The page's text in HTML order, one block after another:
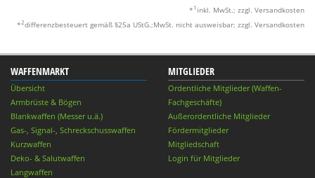
* 1 inkl. MwSt.; zzgl. Versandkosten
*2differenzbesteuert gemäß §25a UStG.;MwSt. nicht ausweisbar; zzgl. Versandkosten
WAFFENMARKT
Übersicht
Armbrüste & Bögen
Blankwaffen (Messer u.ä.)
Gas-, Signal-, Schreckschusswaffen
Kurzwaffen
Deko- & Salutwaffen
Langwaffen
MITGLIEDER
Ordentliche Mitglieder (Waffen-
Fachgeschäfte)
Außerordentliche Mitglieder
Fördermitglieder
Mitgliedschaft
Login für Mitglieder